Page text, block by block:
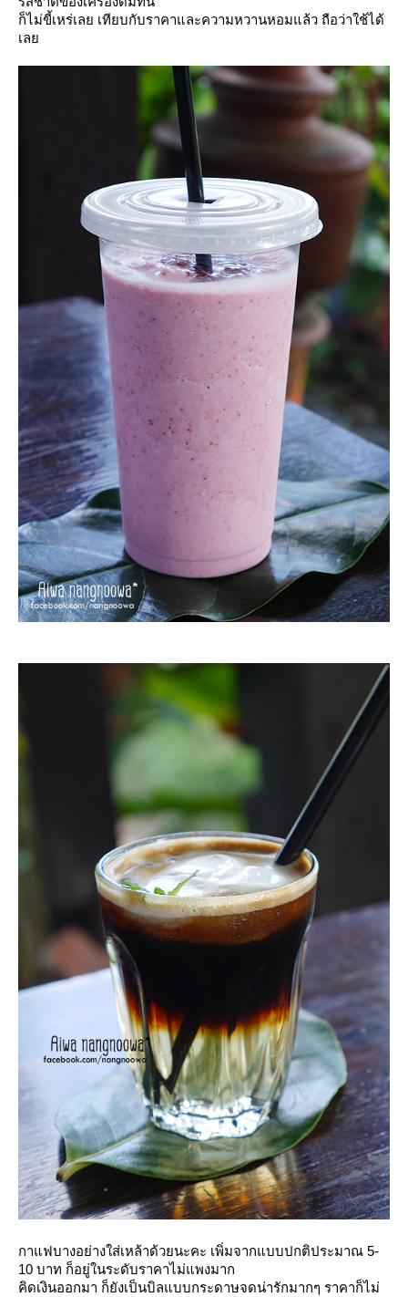
ก็ไม่ขี้เหร่เลย เทียบกับราคาและความหวานหอมแล้ว ถือว่าใช้ได้
เล
กาแฟบางอย่างใส่เหล้าด้วยนะคะ เพิ่มจากแบบปกติประมาณ 5-
10 บาท ก็อยู่ในระดับราคาไม่แพงมาก
คิดเงินออกมา ก็ยังเป็นบิลแบบกระดาษจดน่ารักมากๆ ราคาก็ไม่